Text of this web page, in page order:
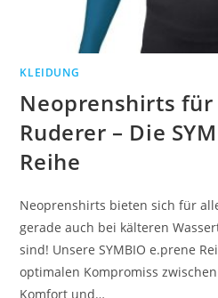
KLEIDUNG
Neoprenshirts für
Ruderer – Die
Reihe
Neoprenshirts bieten sich für
gerade auch bei kälteren
sind! Unsere SYMBIO e.prene
optimalen Kompromiss
Komfort und…